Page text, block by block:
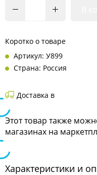
Коротко о товаре
Артикул: У899
Страна: Россия
Доставка в
Этот товар также
магазинах на
Характеристики и